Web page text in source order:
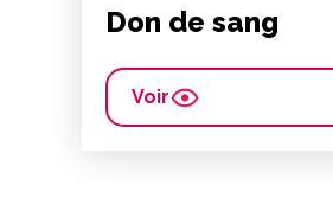
Don de sang
Voir